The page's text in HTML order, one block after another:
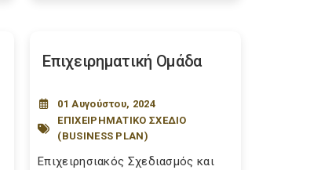
Επιχειρηματική Ομάδα
01 Αυγούστου, 2024
ΕΠΙΧΕΙΡΗΜΑΤΙΚΟ ΣΧΕΔΙΟ
(BUSINESS PLAN)
Επιχειρησιακός Σχεδιασμός και